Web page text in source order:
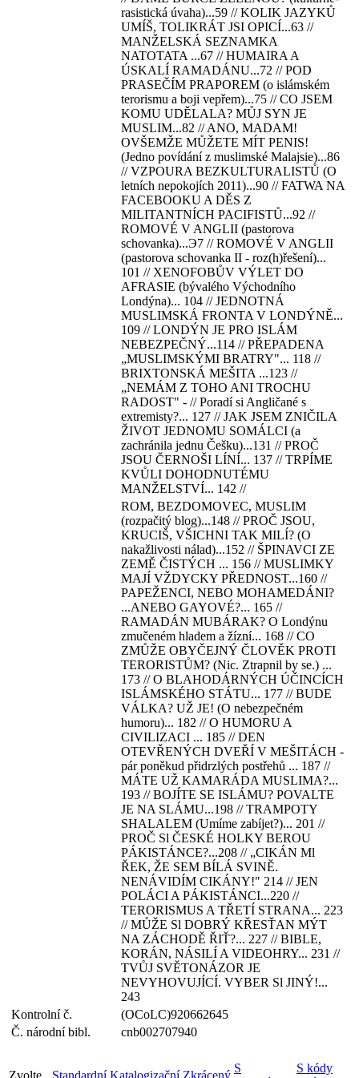
rasistická úvaha)...59 // KOLIK JAZYKŮ
UMÍŠ, TOLIKRÁT JSI OPICÍ...63 //
MANŽELSKÁ SEZNAMKA
NATOTATA ...67 // HUMAIRA A
ÚSKALÍ RAMADÁNU...72 // POD
PRASEČÍM PRAPOREM (o islámském
terorismu a boji vepřem)...75 // CO JSEM
KOMU UDĚLALA? MŮJ SYN JE
MUSLIM...82 // ANO, MADAM!
OVŠEMŽE MŮŽETE MÍT PENIS!
(Jedno povídání z muslimské Malajsie)...86
// VZPOURA BEZKULTURALISTŮ (O
letních nepokojích 2011)...90 // FATWA NA
FACEBOOKU A DĚS Z
MILITANTNÍCH PACIFISTŮ...92 //
ROMOVÉ V ANGLII (pastorova
schovanka)...Э7 // ROMOVÉ V ANGLII
(pastorova schovanka II - roz(h)řešení)...
101 // XENOFOBŮV VÝLET DO
AFRASIE (bývalého Východního
Londýna)... 104 // JEDNOTNÁ
MUSLIMSKÁ FRONTA V LONDÝNĚ...
109 // LONDÝN JE PRO ISLÁM
NEBEZPEČNÝ...114 // PŘEPADENA
„MUSLIMSKÝMI BRATRY"... 118 //
BRIXTONSKÁ MEŠITA ...123 //
„NEMÁM Z TOHO ANI TROCHU
RADOST" - // Poradí si Angličané s
extremisty?... 127 // JAK JSEM ZNIČILA
ŽIVOT JEDNOMU SOMÁLCI (a
zachránila jednu Češku)...131 // PROČ
JSOU ČERNOŠI LÍNÍ... 137 // TRPÍME
KVŮLI DOHODNUTÉMU
MANŽELSTVÍ... 142 //
ROM, BEZDOMOVEC, MUSLIM
(rozpačitý blog)...148 // PROČ JSOU,
KRUCIŠ, VŠICHNI TAK MILÍ? (O
nakažlivosti nálad)...152 // ŠPINAVCI ZE
ZEMĚ ČISTÝCH ... 156 // MUSLIMKY
MAJÍ VŽDYCKY PŘEDNOST...160 //
PAPEŽENCI, NEBO MOHAMEDÁNI?
...ANEBO GAYOVÉ?... 165 //
RAMADÁN MUBÁRAK? O Londýnu
zmučeném hladem a žízní... 168 // CO
ZMŮŽE OBYČEJNÝ ČLOVĚK PROTI
TERORISTŮM? (Nic. Ztrapnil by se.) ...
173 // O BLAHODÁRNÝCH ÚČINCÍCH
ISLÁMSKÉHO STÁTU... 177 // BUDE
VÁLKA? UŽ JE! (O nebezpečném
humoru)... 182 // O HUMORU A
CIVILIZACI ... 185 // DEN
OTEVŘENÝCH DVEŘÍ V MEŠITÁCH -
pár poněkud přidrzlých postřehů ... 187 //
MÁTE UŽ KAMARÁDA MUSLIMA?...
193 // BOJÍTE SE ISLÁMU? POVALTE
JE NA SLÁMU...198 // TRAMPOTY
SHALALEM (Umíme zabíjet?)... 201 //
PROČ Sl ČESKÉ HOLKY BEROU
PÁKISTÁNCE?...208 // „CIKÁN Ml
ŘEK, ŽE SEM BÍLÁ SVINĚ.
NENÁVIDÍM CIKÁNY!" 214 // JEN
POLÁCI A PÁKISTÁNCI...220 //
TERORISMUS A TŘETÍ STRANA... 223
// MŮŽE Sl DOBRÝ KŘESŤAN MÝT
NA ZÁCHODĚ ŘIŤ?... 227 // BIBLE,
KORÁN, NÁSILÍ A VIDEOHRY... 231 //
TVŮJ SVĚTONÁZOR JE
NEVYHOVUJÍCÍ. VYBER Sl JINÝ!...
243
Kontrolní č.
(OCoLC)920662645
Č. národní bibl.
cnb002707940
Zvolte Standardní Katalogizační Zkrácený
S
S kódy